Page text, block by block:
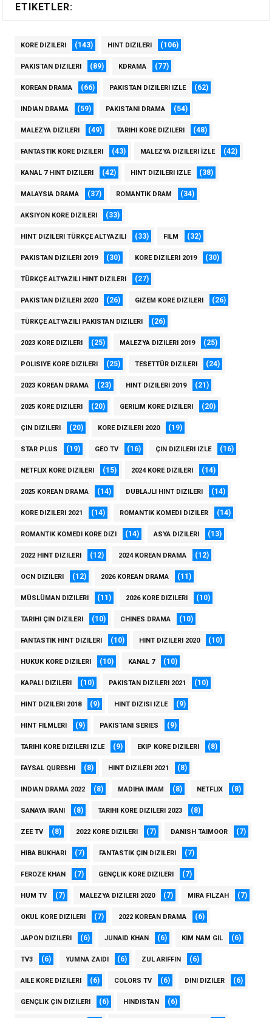
ETIKETLER:
KORE DIZILERI (143) HINT DIZILERI (106)
PAKISTAN DIZILERI (89) KDRAMA (77)
KOREAN DRAMA (66) PAKISTAN DIZILERI IZLE (62)
INDIAN DRAMA (59) PAKISTANI DRAMA (54)
MALEZYA DIZILERI (49) TARIHI KORE DIZILERI (48)
FANTASTIK KORE DIZILERI (43) MALEZYA DIZILERI İZLE (42)
KANAL 7 HINT DIZILERI (42) HINT DIZILERI IZLE (38)
MALAYSIA DRAMA (37) ROMANTIK DRAM (34)
AKSIYON KORE DIZILERI (33)
HINT DIZILERI TÜRKÇE ALTYAZILI (33) FILM (32)
PAKISTAN DIZILERI 2019 (30) KORE DIZILERI 2019 (30)
TÜRKÇE ALTYAZILI HINT DIZILERI (27)
PAKISTAN DIZILERI 2020 (26) GIZEM KORE DIZILERI (26)
TÜRKÇE ALTYAZILI PAKISTAN DIZILERI (26)
2023 KORE DIZILERI (25) MALEZYA DIZILERI 2019 (25)
POLISIYE KORE DIZILERI (25) TESETTÜR DIZILERI (24)
2023 KOREAN DRAMA (23) HINT DIZILERI 2019 (21)
2025 KORE DIZILERI (20) GERILIM KORE DIZILERI (20)
ÇIN DIZILERI (20) KORE DIZILERI 2020 (19)
STAR PLUS (19) GEO TV (16) ÇIN DIZILERI IZLE (16)
NETFLIX KORE DIZILERI (15) 2024 KORE DIZILERI (14)
2025 KOREAN DRAMA (14) DUBLAJLI HINT DIZILERI (14)
KORE DIZILERI 2021 (14) ROMANTIK KOMEDI DIZILER (14)
ROMANTIK KOMEDI KORE DIZI (14) ASYA DIZILERI (13)
2022 HINT DIZILERI (12) 2024 KOREAN DRAMA (12)
OCN DIZILERI (12) 2026 KOREAN DRAMA (11)
MÜSLÜMAN DIZILERI (11) 2026 KORE DIZILERI (10)
TARIHI ÇIN DIZILERI (10) CHINES DRAMA (10)
FANTASTIK HINT DIZILERI (10) HINT DIZILERI 2020 (10)
HUKUK KORE DIZILERI (10) KANAL 7 (10)
KAPALI DIZILERI (10) PAKISTAN DIZILERI 2021 (10)
HINT DIZILERI 2018 (9) HINT DIZISI IZLE (9)
HINT FILMLERI (9) PAKISTANI SERIES (9)
TARIHI KORE DIZILERI IZLE (9) EKIP KORE DIZILERI (8)
FAYSAL QURESHI (8) HINT DIZILERI 2021 (8)
INDIAN DRAMA 2022 (8) MADIHA IMAM (8) NETFLIX (8)
SANAYA IRANI (8) TARIHI KORE DIZILERI 2023 (8)
ZEE TV (8) 2022 KORE DIZILERI (7) DANISH TAIMOOR (7)
HIBA BUKHARI (7) FANTASTIK ÇIN DIZILERI (7)
FEROZE KHAN (7) GENÇLIK KORE DIZILERI (7)
HUM TV (7) MALEZYA DIZILERI 2020 (7) MIRA FILZAH (7)
OKUL KORE DIZILERI (7) 2022 KOREAN DRAMA (6)
JAPON DIZILERI (6) JUNAID KHAN (6) KIM NAM GIL (6)
TV3 (6) YUMNA ZAIDI (6) ZUL ARIFFIN (6)
AILE KORE DIZILERI (6) COLORS TV (6) DINI DIZILER (6)
GENÇLIK ÇIN DIZILERI (6) HINDISTAN (6)